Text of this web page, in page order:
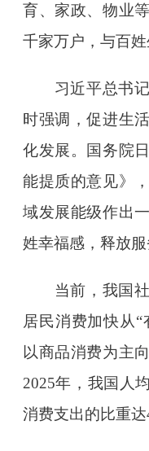
育、家政、物业
千家万户，与百姓
习近平总书记
时强调，促进生
化发展。国务院
能提质的意见》
域发展能级作出
姓幸福感，释放服
当前，我国社
居民消费加快从“
以商品消费为主
2025年，我国人
消费支出的比重达